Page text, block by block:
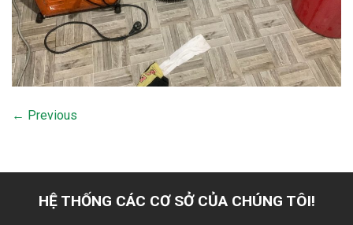
← Previous
HỆ THỐNG CÁC CƠ SỞ CỦA CHÚNG TÔI!